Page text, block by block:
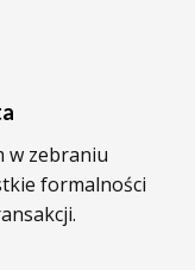
w zebraniu
formalności